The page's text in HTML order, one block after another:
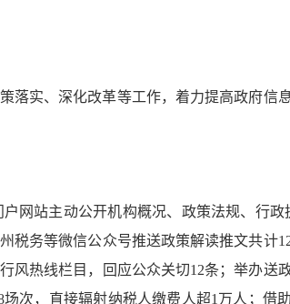
落实、深化改革等工作，着力提高政府信
网站主动公开机构概况、政策法规、行政
税务等微信公众号推送政策解读推文共计
风热线栏目，回应公众关切12条；举办送
次，直接辐射纳税人缴费人超1万人；借